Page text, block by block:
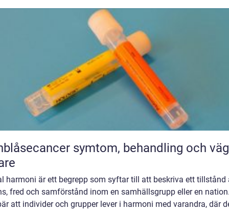
symtom, behandling och vägen
harmoni är ett begrepp som syftar till att beskriva ett tillstånd
fred och samförstånd inom en samhällsgrupp eller en
att individer och grupper lever i harmoni med varandra, där